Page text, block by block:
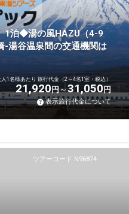
泊◆湯の風HAZU（4-9
谷温泉間の交通機関は
人1名様あたり 旅行代金（2～4名1室・税込）
21,920円 31,050円
表示旅行代金について
ツアーコード N96874